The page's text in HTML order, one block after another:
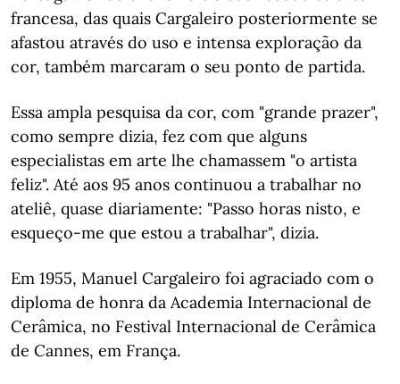
francesa, das quais Cargaleiro posteriormente se
afastou através do uso e intensa exploração da
cor, também marcaram o seu ponto de partida.
Essa ampla pesquisa da cor, com "grande prazer",
como sempre dizia, fez com que alguns
especialistas em arte lhe chamassem "o artista
feliz". Até aos 95 anos continuou a trabalhar no
ateliê, quase diariamente: "Passo horas nisto, e
esqueço-me que estou a trabalhar", dizia.
Em 1955, Manuel Cargaleiro foi agraciado com o
diploma de honra da Academia Internacional de
Cerâmica, no Festival Internacional de Cerâmica
de Cannes, em França.